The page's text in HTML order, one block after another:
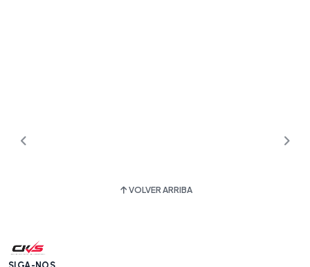
VOLVER ARRIBA